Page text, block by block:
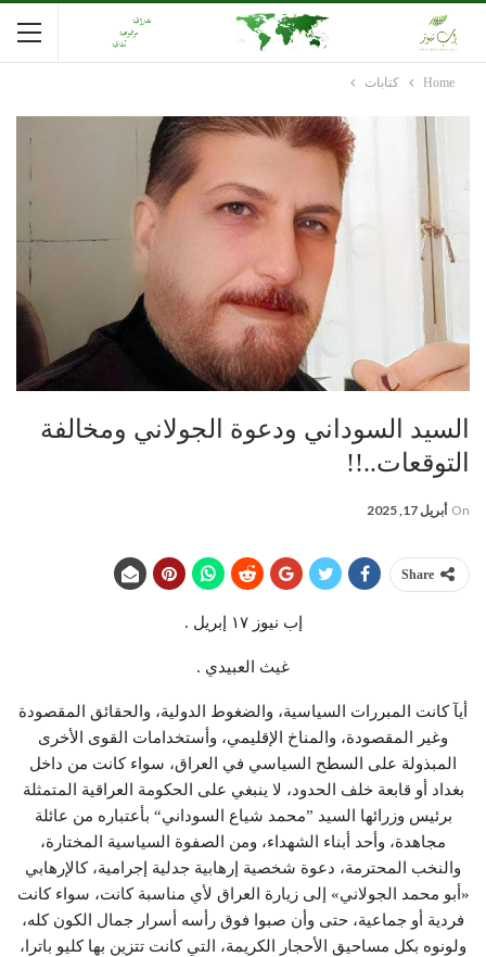
Home كتابات
السيد السوداني ودعوة الجولاني ومخالفة
التوقعات..!!
On أبريل 17, 2025
Share
إب نيوز ١٧ إبريل .
غيث العبيدي .
أيآ كانت المبررات السياسية، والضغوط الدولية، والحقائق المقصودة
وغير المقصودة، والمناخ الإقليمي، وأستخدامات القوى الأخرى
المبذولة على السطح السياسي في العراق، سواء كانت من داخل
بغداد أو قابعة خلف الحدود، لا ينبغي على الحكومة العراقية المتمثلة
برئيس وزرائها السيد ”محمد شياع السوداني“ بأعتباره من عائلة
مجاهدة، وأحد أبناء الشهداء، ومن الصفوة السياسية المختارة،
والنخب المحترمة، دعوة شخصية إرهابية جدلية إجرامية، كالإرهابي
«أبو محمد الجولاني» إلى زيارة العراق لأي مناسبة كانت، سواء كانت
فردية أو جماعية، حتى وأن صبوا فوق رأسه أسرار جمال الكون كله،
ولونوه بكل مساحيق الأحجار الكريمة، التي كانت تتزين بها كليو باترا،